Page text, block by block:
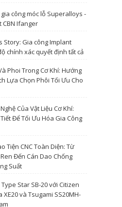
công móc lỗ Superalloys -
CBN Ifanger
Story: Gia công Implant
chính xác quyết định tất cả
Phoi Trong Cơ Khí: Hướng
Lựa Chọn Phôi Tối Ưu Cho
Của Vật Liệu Cơ Khí:
Để Tối Ưu Hóa Gia Công
Tiện CNC Toàn Diện: Từ
Đến Cán Dao Chống
Suất
Star SB-20 với Citizen
XE20 và Tsugami SS20MH-